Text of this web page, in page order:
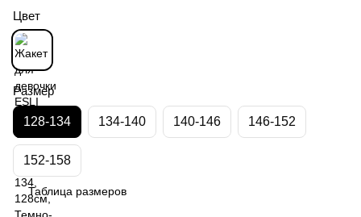
Цвет
Размер
128-134 134-140 140-146 146-152
152-158
Таблица размеров